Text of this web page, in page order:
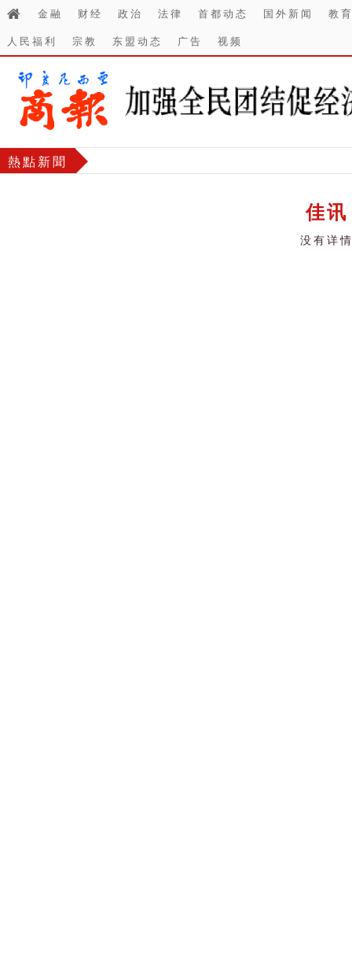
金融 财经 政治 法律 首都动态 国外新闻
教
人民福利
宗教 东盟动态 广告 视频
熱點新聞
佳讯
没有详